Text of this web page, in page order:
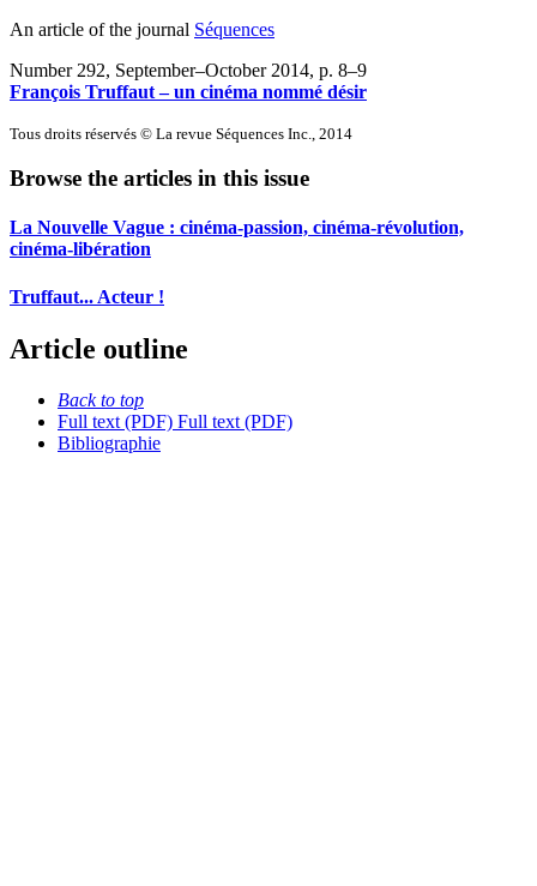
An article of the journal Séquences
Number 292, September–October 2014, p. 8–9
François Truffaut – un cinéma nommé désir
Tous droits réservés © La revue Séquences Inc., 2014
Browse the articles in this issue
La Nouvelle Vague : cinéma-passion, cinéma-révolution,
cinéma-libération
Truffaut... Acteur !
Article outline
Back to top
Full text (PDF) Full text (PDF)
Bibliographie